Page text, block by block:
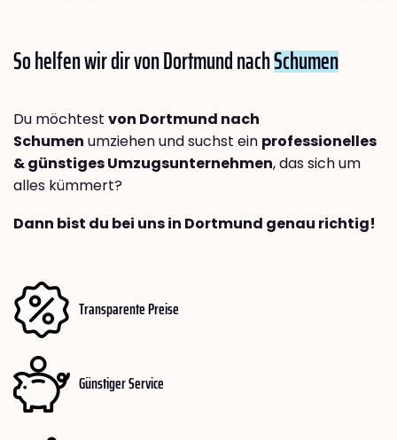
So helfen wir dir von Dortmund nachSchumen
Du möchtest von Dortmund nach
Schumen umziehen und suchst ein professionelles
& günstiges Umzugsunternehmen, das sich um
alles kümmert?
Dann bist du bei uns in Dortmund genau richtig!
Transparente Preise
Günstiger Service